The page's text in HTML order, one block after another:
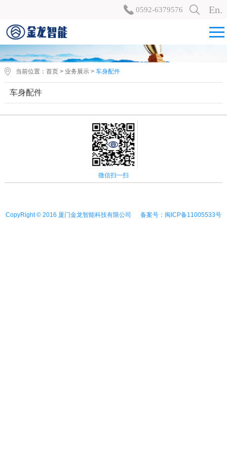
0592-6379576 En.
当前位置： 首页> 业务展示> 车身配件
车身配件
微信扫一扫
CopyRight © 2016 厦门金龙智能科技有限公司 备案号：闽ICP备11005533号